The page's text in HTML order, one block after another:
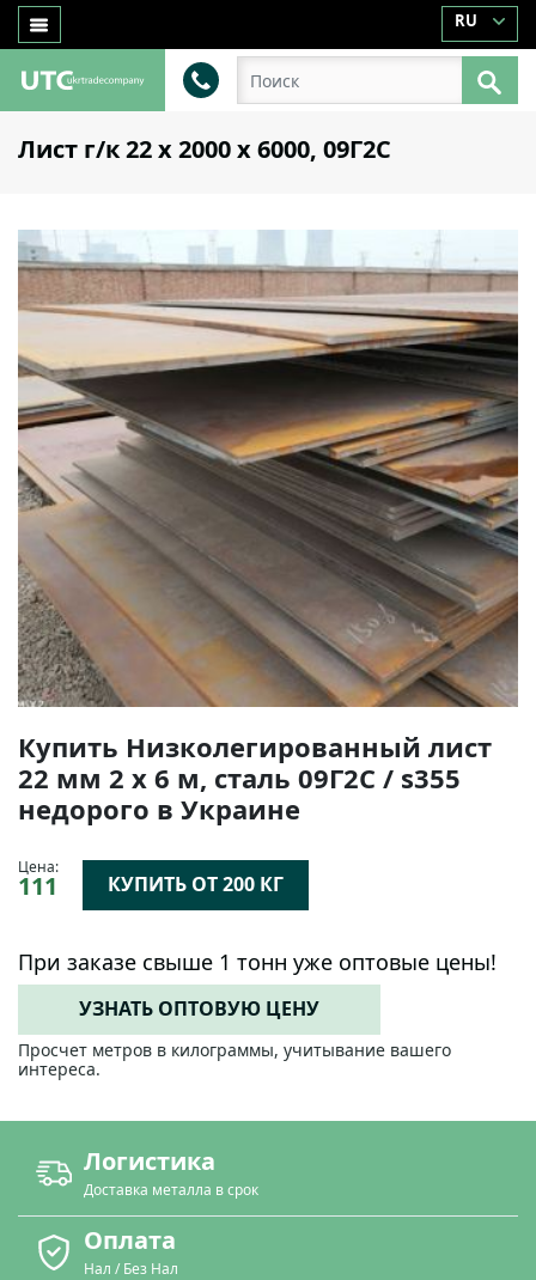
RU
Лист г/к 22 х 2000 х 6000, 09Г2С
Купить Низколегированный лист
22 мм 2 х 6 м, сталь 09Г2С / s355
недорого в Украине
Цена:
111 КУПИТЬ ОТ 200 КГ
При заказе свыше 1 тонн уже оптовые цены!
УЗНАТЬ ОПТОВУЮ ЦЕНУ
Просчет метров в килограммы, учитывание вашего
интереса.
Логистика
Доставка металла в срок
Оплата
Нал / Без Нал